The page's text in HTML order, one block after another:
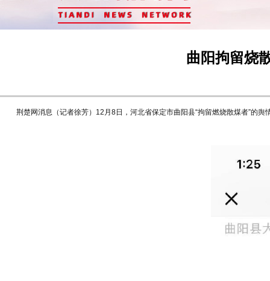
曲阳拘留烧
荆楚网消息（记者徐芳）12月8日，河北省保定市曲阳县“拘留燃烧散煤者”的